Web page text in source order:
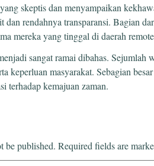
skeptis dan menyampaikan
dan rendahnya transparansi. Bagian
mereka yang tinggal di daerah
sangat ramai dibahas. Sejumlah
keperluan masyarakat. Sebagian
terhadap kemajuan zaman.
be published. Required fields are